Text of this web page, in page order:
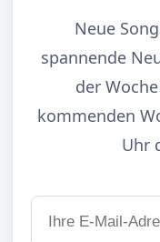
Neue
spannende
der
kommenden
Uhr